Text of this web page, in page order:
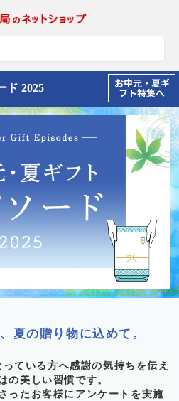
ド 2025 お中元・夏ギ
フト特集へ
夏の贈り物に込めて。
ている方へ感謝の気持ちを伝え
の美しい習慣です。
ったお客様にアンケートを実施